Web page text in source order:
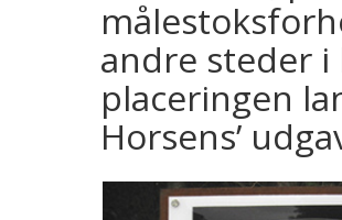
andre steder
placeringen
Horsens’